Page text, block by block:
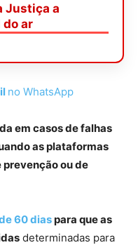
Justiça a
do ar
no WhatsApp
em casos de falhas
as plataformas
ou de
60 diaspara que as
determinadas para